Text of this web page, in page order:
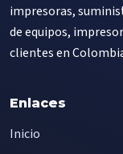
impresoras,
de equipos,
clientes en
Enlaces
Inicio